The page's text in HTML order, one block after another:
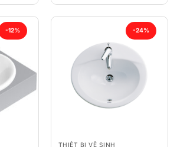
-12% -24%
THIẾT BỊ VỆ SINH